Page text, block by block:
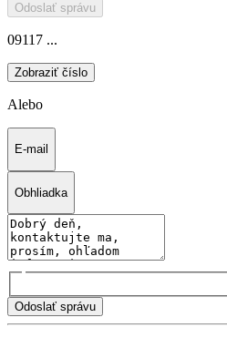
Odoslať správu
09117 ...
Zobraziť číslo
Alebo
E-mail
Obhliadka
Odoslať správu